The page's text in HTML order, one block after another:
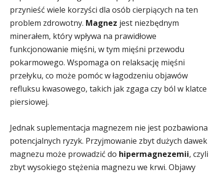
przynieść wiele korzyści dla osób cierpiących na ten
problem zdrowotny. Magnez jest niezbędnym
minerałem, który wpływa na prawidłowe
funkcjonowanie mięśni, w tym mięśni przewodu
pokarmowego. Wspomaga on relaksację mięśni
przełyku, co może pomóc w łagodzeniu objawów
refluksu kwasowego, takich jak zgaga czy ból w klatce
piersiowej.
Jednak suplementacja magnezem nie jest pozbawiona
potencjalnych ryzyk. Przyjmowanie zbyt dużych dawek
magnezu może prowadzić do hipermagnezemii, czyli
zbyt wysokiego stężenia magnezu we krwi. Objawy